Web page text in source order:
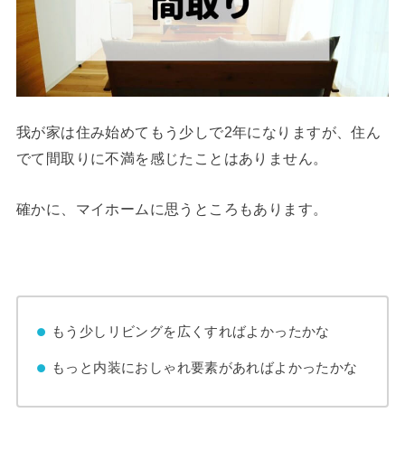
我が家は住み始めてもう少しで2年になりますが、住ん
でて間取りに不満を感じたことはありません。
確かに、マイホームに思うところもあります。
もう少しリビングを広くすればよかったかな
もっと内装におしゃれ要素があればよかったかな